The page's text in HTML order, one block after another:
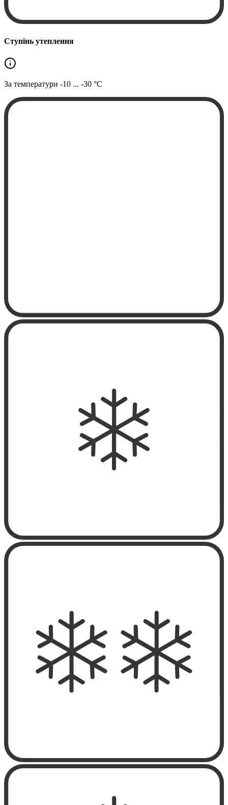
Ступінь утеплення
За температури -10 ... -30 °C